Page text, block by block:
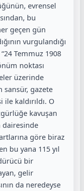
evrensel
bu
geçen gün
vurgulandığı
Temmuz 1908
noktası
üzerinde
gazete
kaldırıldı. O
kavuşan
dairesinde
göre biraz
bu yana 115 yıl
bir
gelir
da neredeyse